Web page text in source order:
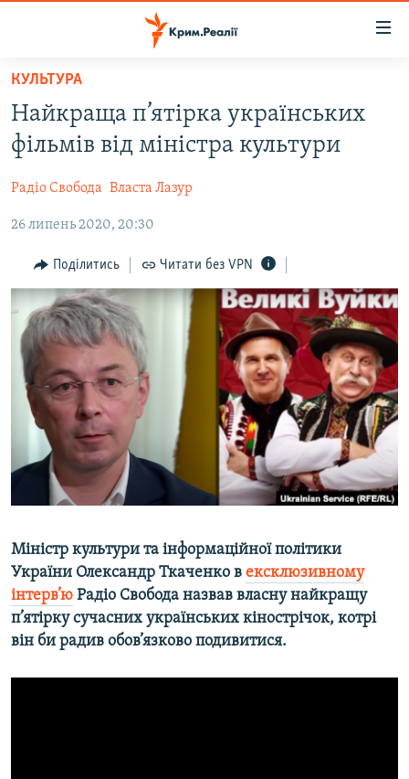
Перейти
основного
матеріалу
Перейти
до
навігації
Перейти
пошуку
ВОДА.КРИМ
ВІДЕО ТА ФОТО
ПОЛІТИКА
БЛОГИ
ПОГЛЯД
ІНТЕРВ'Ю
ВСЕ ЗА ДЕНЬ
СПЕЦПРОЕКТИ
ДЕПОРТАЦІЯ
ВІДЕОУРОКИ «ELIFBE»
СВІДЧЕННЯ ОКУПАЦІЇ
УКРАЇНСЬКА ПРОБЛЕМА КРИМУ
ЯК ОБІЙТИ БЛОКУВАННЯ
Русский
Qırımtatar
Усі сайти RFE/RL
КУЛЬТУРА
Найкраща п’ятірка українських
фільмів від міністра культури
Радіо Свобода Власта Лазур
26 липень 2020, 20:30
Поділитись Читати без VPN
Міністр культури та інформаційної політики
України Олександр Ткаченко в ексклюзивному
інтерв’ю Радіо Свобода назвав власну найкращу
п’ятірку сучасних українських кінострічок, котрі
він би радив обов’язково подивитися.